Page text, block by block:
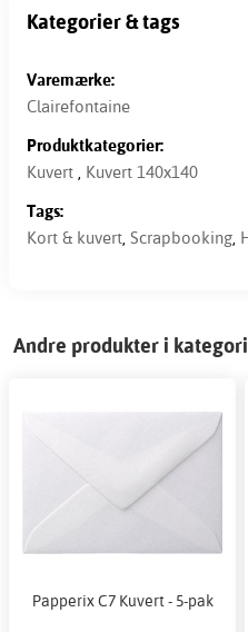
Kategorier & tags
Varemærke:
Clairefontaine
Produktkategorier:
Kuvert , Kuvert 140x140
Tags:
Kort & kuvert, Scrapbooking,
Andre produkter i
Papperix C7 Kuvert - 5-pak